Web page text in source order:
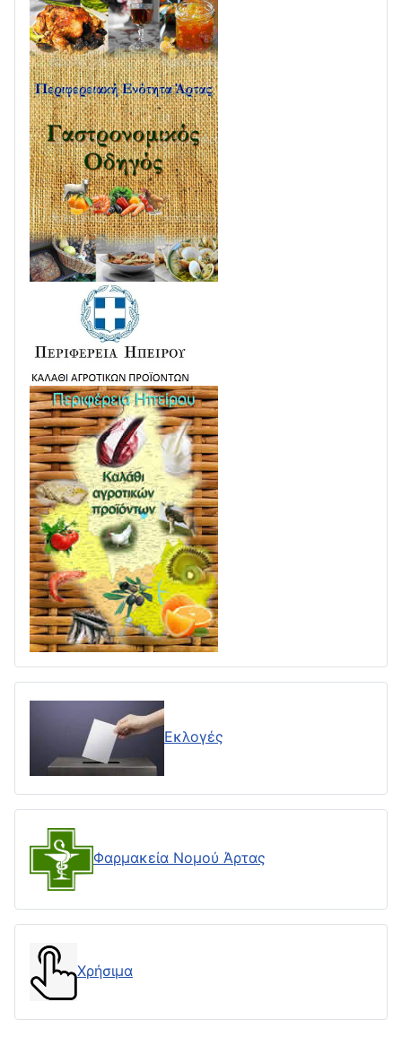
Εκλογές
Φαρμακεία Νομού Άρτας
Χρήσιμα